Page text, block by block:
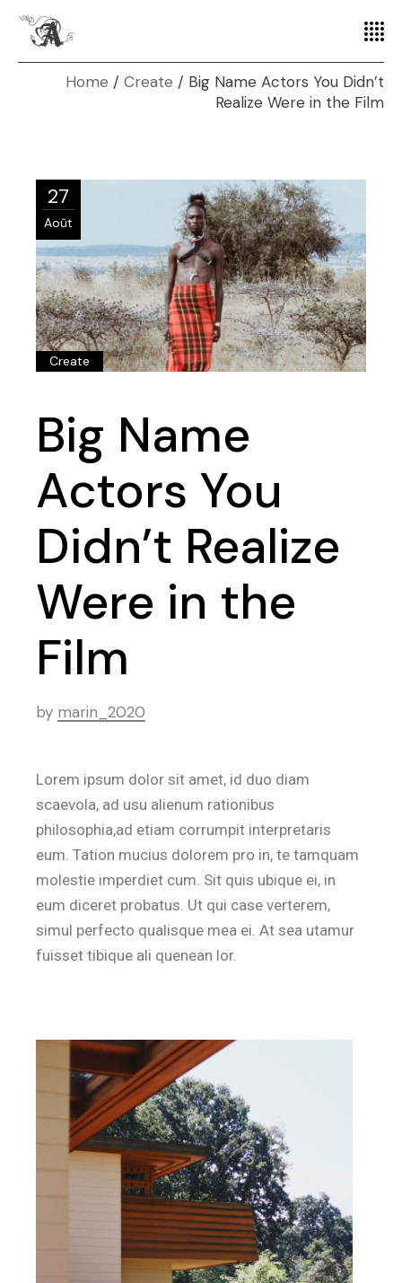
Home Create
Big Name Actors You Didn’t
Realize Were in the Film
27
Août
Create
Big Name
Actors You
Didn’t Realize
Were in the
Film
by marin_2020
Lorem ipsum dolor sit amet, id duo diam
scaevola, ad usu alienum rationibus
philosophia,ad etiam corrumpit interpretaris
eum. Tation mucius dolorem pro in, te tamquam
molestie imperdiet cum. Sit quis ubique ei, in
eum diceret probatus. Ut qui case verterem,
simul perfecto qualisque mea ei. At sea utamur
fuisset tibique ali quenean lor.